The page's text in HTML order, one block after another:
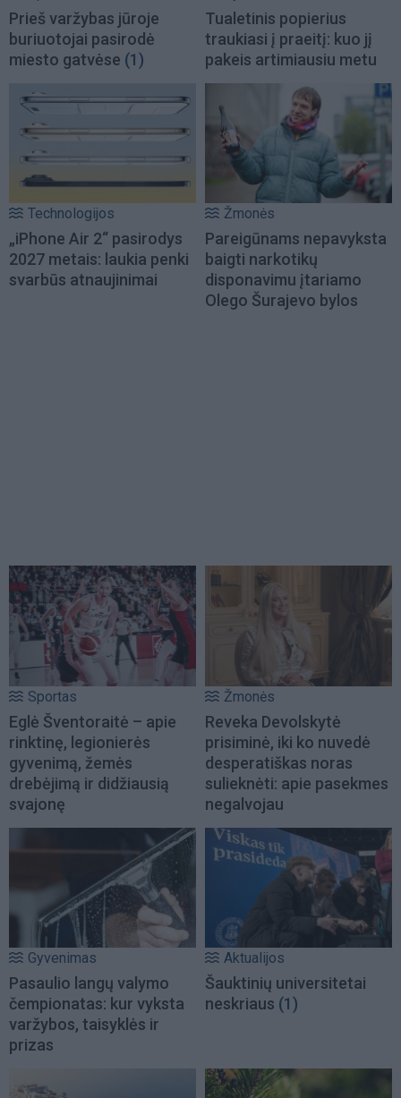
Prieš varžybas jūroje
buriuotojai pasirodė
miesto gatvėse (1)
Tualetinis popierius
traukiasi į praeitį: kuo jį
pakeis artimiausiu metu
Technologijos
„iPhone Air 2“ pasirodys
2027 metais: laukia penki
svarbūs atnaujinimai
Žmonės
Pareigūnams nepavyksta
baigti narkotikų
disponavimu įtariamo
Olego Šurajevo bylos
Sportas
Eglė Šventoraitė – apie
rinktinę, legionierės
gyvenimą, žemės
drebėjimą ir didžiausią
svajonę
Žmonės
Reveka Devolskytė
prisiminė, iki ko nuvedė
desperatiškas noras
sulieknėti: apie pasekmes
negalvojau
Gyvenimas
Pasaulio langų valymo
čempionatas: kur vyksta
varžybos, taisyklės ir
prizas
Aktualijos
Šauktinių universitetai
neskriaus (1)